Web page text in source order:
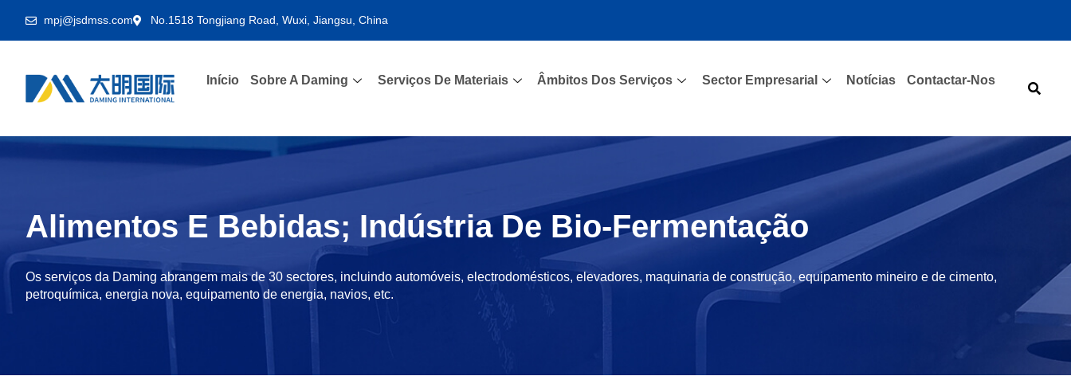
mpj@jsdmss.com No.1518 Tongjiang Road, Wuxi, Jiangsu, China
Início Sobre A Daming Serviços De Materiais Âmbitos Dos Serviços Sector Empresarial Notícias Contactar-Nos
Alimentos E Bebidas; Indústria De Bio-Fermentação
Os serviços da Daming abrangem mais de 30 sectores, incluindo automóveis, electrodomésticos, elevadores, maquinaria de construção, equipamento mineiro e de cimento,
petroquímica, energia nova, equipamento de energia, navios, etc.